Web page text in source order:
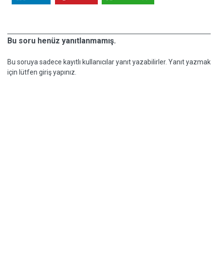
Bu soru henüz yanıtlanmamış.
Bu soruya sadece kayıtlı kullanıcılar yanıt yazabilirler. Yanıt yazmak
için lütfen giriş yapınız.